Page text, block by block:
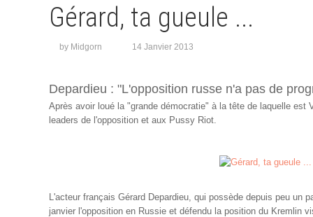
Gérard, ta gueule ...
by Midgorn 14 Janvier 2013
Depardieu : "L'opposition russe n'a pas de
Après avoir loué la "grande démocratie" à la tête de laquelle est
leaders de l'opposition et aux Pussy Riot.
L'acteur français Gérard Depardieu, qui possède depuis peu un
janvier l'opposition en Russie et défendu la position du Kremlin